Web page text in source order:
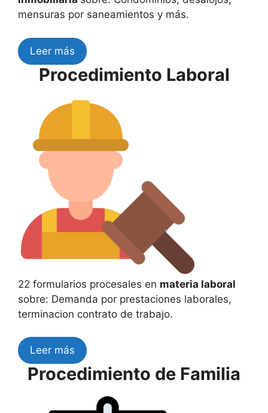
mensuras por saneamientos y más.
Leer más
Procedimiento Laboral
22 formularios procesales en materia laboral
sobre: Demanda por prestaciones laborales,
terminacion contrato de trabajo.
Leer más
Procedimiento de Familia